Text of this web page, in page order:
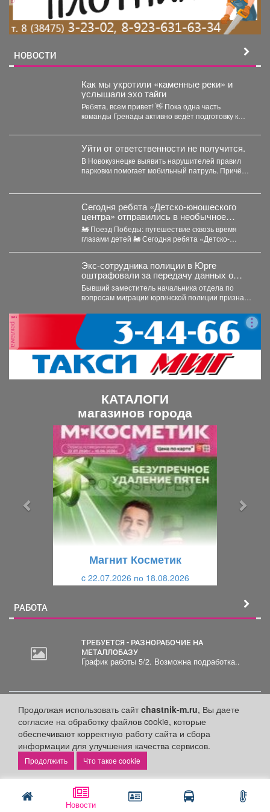
Новости
НОВОСТИ
Как мы укротили «каменные реки» и
услышали эхо тайги
Ребята, всем привет! 👋 Пока одна часть
команды Гренады активно ведёт подготовку к
Уйти от ответственности не получится.
В Новокузнецке выявить нарушителей правил
парковки помогает мобильный патруль. Причём
Сегодня ребята «Детско-юношеского
центра» отправились в необычное
путешествие - на борт «Поезда
Победы».
🚂 Поезд Победы: путешествие сквозь время
глазами детей 🚂 Сегодня ребята «Детско-
Экс-сотрудника полиции в Юрге
оштрафовали за передачу данных о
подростке
Бывший заместитель начальника отдела по
вопросам миграции юргинской полиции признан
реклама
КАТАЛОГИ
магазинов города
Магнит Косметик
c 22.07.2026 по 18.08.2026
РАБОТА
ТРЕБУЕТСЯ - РАЗНОРАБОЧИЕ НА
МЕТАЛЛОБАЗУ
График работы 5/2. Возможна подработка..
Уверенный пользователь ПК Знание OS
Windows знание Microsoft Office . Обработка
и...
ТРЕБУЕТСЯ - ГАРДЕРОБЩИК
Продолжая использовать сайтchastnik-m.ru, Вы даете
согласие на обработку файлов cookie, которые
обеспечивают корректную работу сайта и сбора
информации для улучшения качества сервисов.
Что такое cookie